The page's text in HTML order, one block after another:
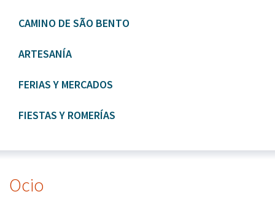
CAMINO DE SÃO BENTO
ARTESANÍA
FERIAS Y MERCADOS
FIESTAS Y ROMERÍAS
Ocio